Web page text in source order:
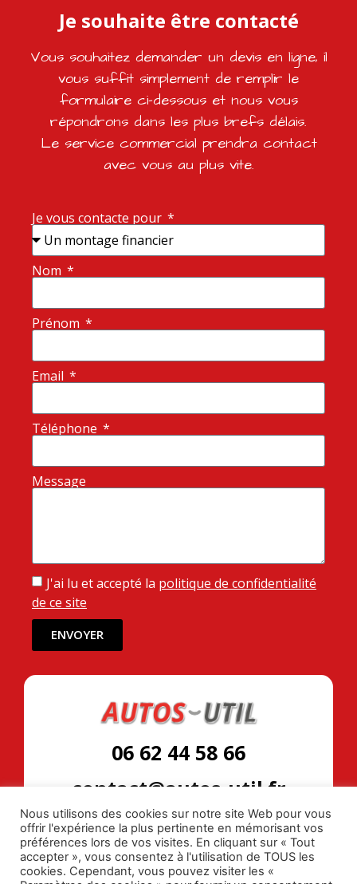
Je souhaite être contacté
Vous souhaitez demander un devis en ligne, il
vous suffit simplement de remplir le
formulaire ci-dessous et nous vous
répondrons dans les plus brefs délais.
Le service commercial prendra contact
avec vous au plus vite.
Je vous contacte pour
Nom
Prénom
Email
Téléphone
Message
J'ai lu et accepté la politique de confidentialité
de ce site
ENVOYER
06 62 44 58 66
contact@autos-util.fr
Nous utilisons des cookies sur notre site Web pour vous
offrir l'expérience la plus pertinente en mémorisant vos
préférences lors de vos visites. En cliquant sur « Tout
accepter », vous consentez à l'utilisation de TOUS les
cookies. Cependant, vous pouvez visiter les «